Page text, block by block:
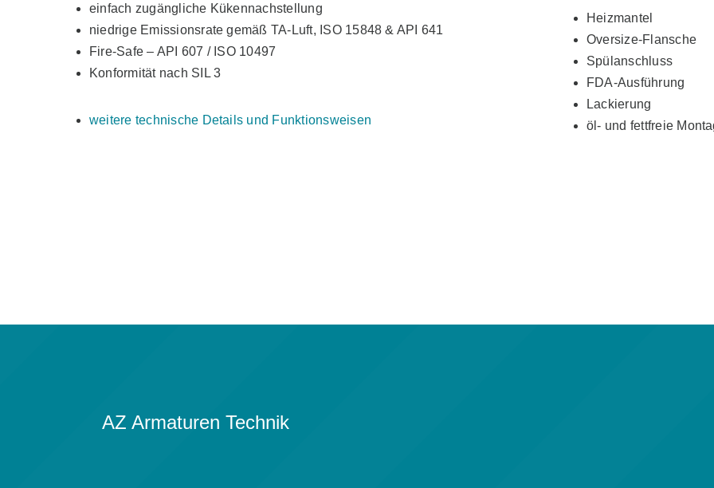
einfach zugängliche Kükennachstellung
niedrige Emissionsrate gemäß TA-Luft, ISO 15848 & API 641
Fire-Safe – API 607 / ISO 10497
Konformität nach SIL 3
weitere technische Details und Funktionsweisen
Heizmantel
Oversize-Flansche
Spülanschluss
FDA-Ausführung
Lackierung
öl- und fettfreie
AZ Armaturen Technik